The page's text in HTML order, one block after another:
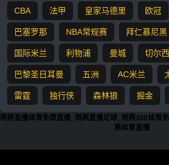
CBA 法甲 皇家马德里 欧冠
巴塞罗那 NBA常规赛 拜仁慕尼黑
国际米兰 利物浦 曼城 切尔西
巴黎圣日耳曼 五洲 AC米兰
雷霆 独行侠 森林狼 掘金
雨燕直播体育免费直播_雨燕直播足球_雨燕360体育
燕体育直播